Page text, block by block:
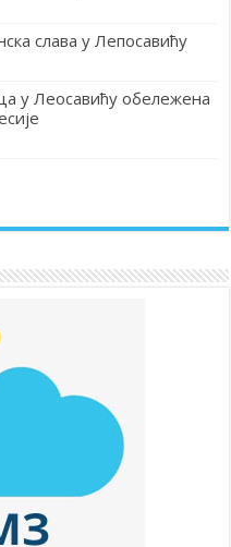
слава у Лепосавићу
у Леосавићу обележена